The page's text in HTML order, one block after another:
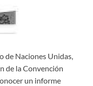
de Naciones Unidas,
de la Convención
un informe